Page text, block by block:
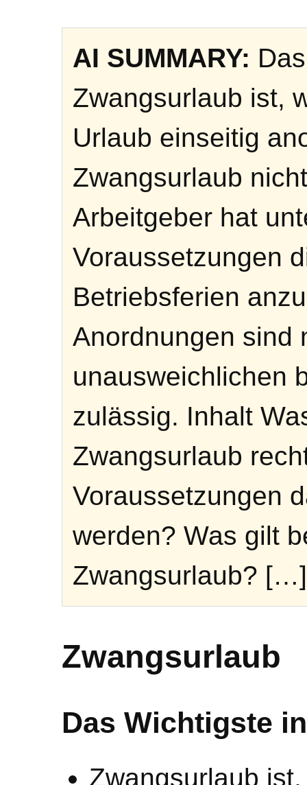
AI SUMMARY:
Zwangsurlaub ist,
Urlaub einseitig
Zwangsurlaub
Arbeitgeber hat
Voraussetzungen
Betriebsferien
Anordnungen sind
unausweichlichen
zulässig. Inhalt
Zwangsurlaub
Voraussetzungen
werden? Was gilt
Zwangsurlaub? […]
Zwangsurlaub
Das Wichtigste
Zwangsurlaub